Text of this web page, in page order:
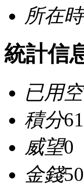
所在
統計信
已用
積分61
威望0
金錢50